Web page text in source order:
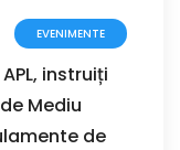
EVENIMENTE
instruiți
Mediu
de